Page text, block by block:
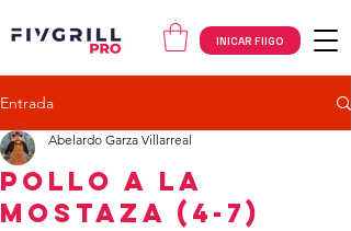
INICAR FIIGO
Entrada
Pollo a la
Mostaza (4-7)
Abelardo Garza Villarreal